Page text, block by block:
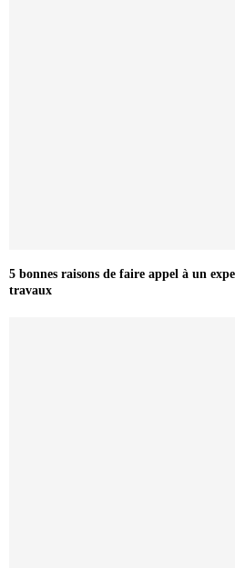
5 bonnes raisons de faire appel à un
travaux